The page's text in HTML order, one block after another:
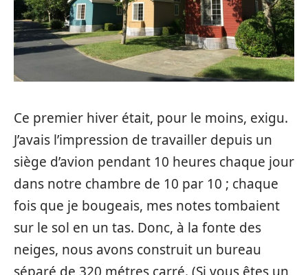
Ce premier hiver était, pour le moins, exigu.
J’avais l’impression de travailler depuis un
siège d’avion pendant 10 heures chaque jour
dans notre chambre de 10 par 10 ; chaque
fois que je bougeais, mes notes tombaient
sur le sol en un tas. Donc, à la fonte des
neiges, nous avons construit un bureau